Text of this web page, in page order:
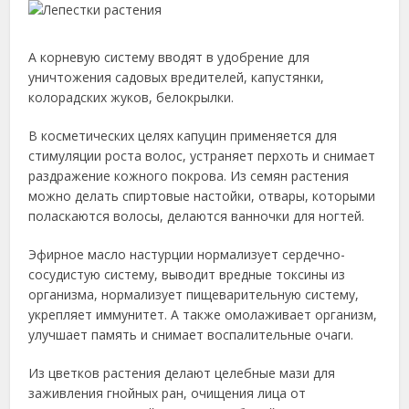
А корневую систему вводят в удобрение для
уничтожения садовых вредителей, капустянки,
колорадских жуков, белокрылки.
В косметических целях капуцин применяется для
стимуляции роста волос, устраняет перхоть и снимает
раздражение кожного покрова. Из семян растения
можно делать спиртовые настойки, отвары, которыми
поласкаются волосы, делаются ванночки для ногтей.
Эфирное масло настурции нормализует сердечно-
сосудистую систему, выводит вредные токсины из
организма, нормализует пищеварительную систему,
укрепляет иммунитет. А также омолаживает организм,
улучшает память и снимает воспалительные очаги.
Из цветков растения делают целебные мази для
заживления гнойных ран, очищения лица от